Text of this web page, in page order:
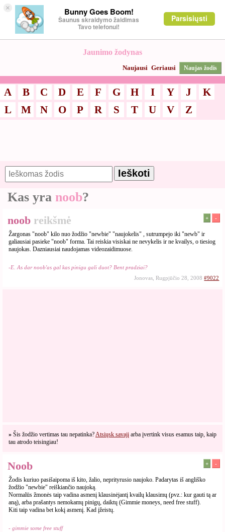
× Bunny Goes Boom!
Šaunus skraidymo žaidimas
Tavo telefonui!
Parsisiųsti
Jaunimo žodynas
Naujausi Geriausi Naujas žodis
A B C D E F G H I Y J
K
L
M N O P R S T U V Z
Kas yra noob?
noob reikšmė + -
Žargonas "noob" kilo nuo žodžio "newbie" "naujokelis" , sutrumpejo iki "newb" ir
galiausiai pasieke "noob" forma. Tai reiskia visiskai ne nevykelis ir ne kvailys, o tiesiog
naujokas. Dazniausiai naudojamas videozaidimuose.
-E. As dar noob'as gal kas pinigu gali duot? Bent pradziai?
Jonovas, Rugpjūčio 28, 2008#9022
» Šis žodžio vertimas tau nepatinka?Atsiųsk savajį arba įvertink visus esamus taip, kaip
tau atrodo teisingiau!
Noob + -
Žodis kuriuo pasišaipoma iš kito, žalio, neprityrusio naujoko. Padarytas iš angliško
žodžio "newbie" reiškiančio naujoką.
Normalūs žmonės taip vadina asmenį klausinėjantį kvailų klausimų (pvz.: kur gauti tą ar
aną), arba prašantys nemokamų pinigų, daiktų (Gimmie moneys, need free stuff).
Kiti taip vadina bet kokį asmenį. Kad įžeistų.
- gimmie some free stuff